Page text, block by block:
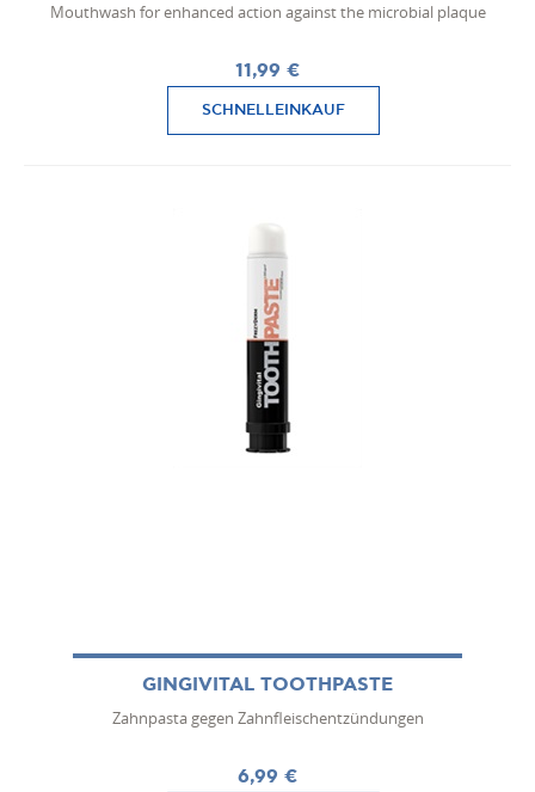
Mouthwash for enhanced action against the microbial plaque
11,99 €
SCHNELLEINKAUF
GINGIVITAL TOOTHPASTE
Zahnpasta gegen Zahnfleischentzündungen
6,99 €